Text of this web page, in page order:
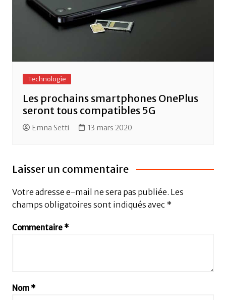
Technologie
Les prochains smartphones OnePlus
seront tous compatibles 5G
Emna Setti 13 mars 2020
Laisser un commentaire
Votre adresse e-mail ne sera pas publiée. Les
champs obligatoires sont indiqués avec *
Commentaire *
Nom *